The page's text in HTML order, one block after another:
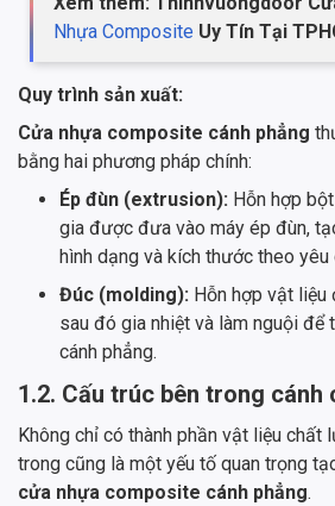
Nhựa Composite Uy Tín Tại
Quy trình sản xuất:
Cửa nhựa composite cánh phẳng
bằng hai phương pháp chính:
Ép đùn (extrusion): Hỗn hợp
gia được đưa vào máy ép đùn,
hình dạng và kích thước theo yêu
Đúc (molding): Hỗn hợp vật liệu
sau đó gia nhiệt và làm nguội để
cánh phẳng.
1.2. Cấu trúc bên trong cánh
Không chỉ có thành phần vật liệu chất
trong cũng là một yếu tố quan trọng
cửa nhựa composite cánh phẳng.